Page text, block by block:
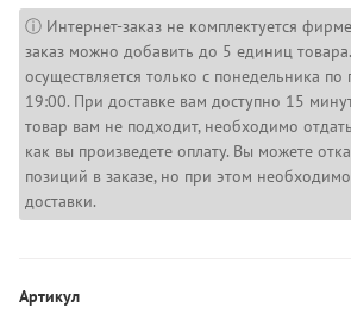
ⓘ Интернет-заказ не комплектуется
заказ можно добавить до 5 единиц
осуществляется только с понедельника по
19:00. При доставке вам доступно 15
товар вам не подходит, необходимо
как вы произведете оплату. Вы можете
позиций в заказе, но при этом необходимо
доставки.
Артикул